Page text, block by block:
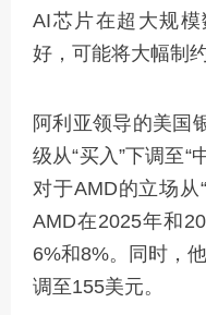
AI芯片在超大规
好，可能将大幅制
阿利亚领导的美国
级从“买入”下调至“
对于AMD的立场从
AMD在2025年和
6%和8%。同时，
调至155美元。